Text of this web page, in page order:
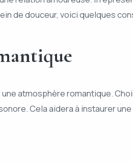
de douceur, voici quelques
atmosphère romantique.
Cela aidera à instaurer